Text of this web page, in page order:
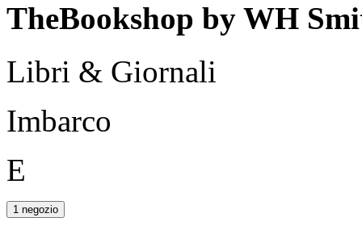
TheBookshop by WH
Libri & Giornali
Imbarco
E
1 negozio